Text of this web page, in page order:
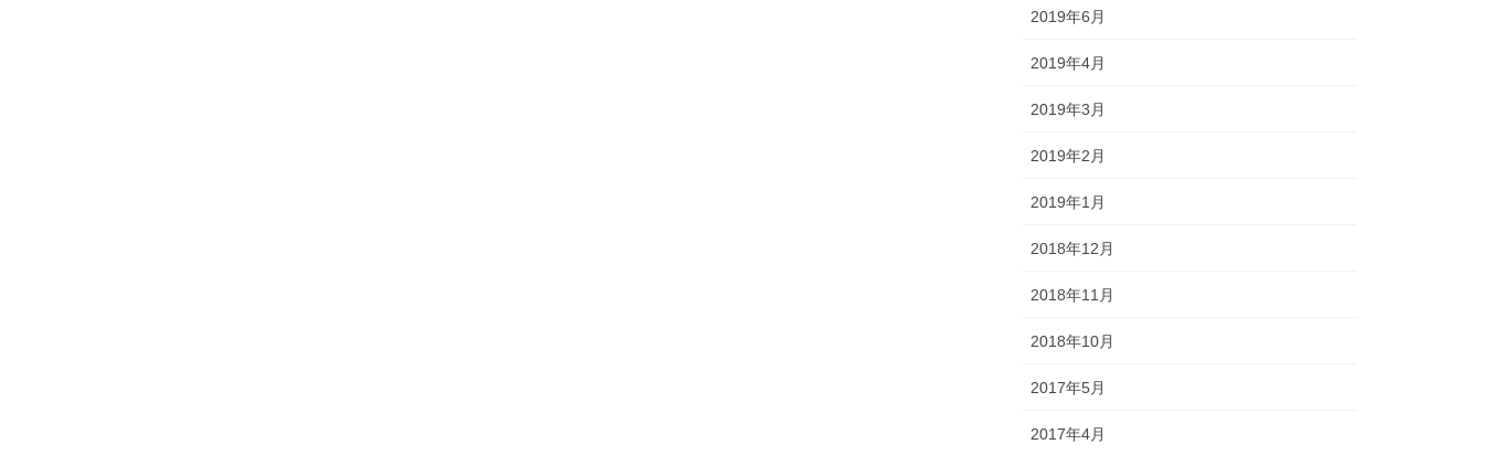
2019年6月
2019年4月
2019年3月
2019年2月
2019年1月
2018年12月
2018年11月
2018年10月
2017年5月
2017年4月